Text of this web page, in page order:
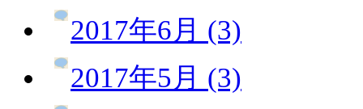
2017年6月 (3)
2017年5月 (3)